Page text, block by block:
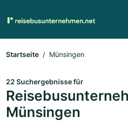
Startseite Münsingen
22 Suchergebnisse für
Münsingen